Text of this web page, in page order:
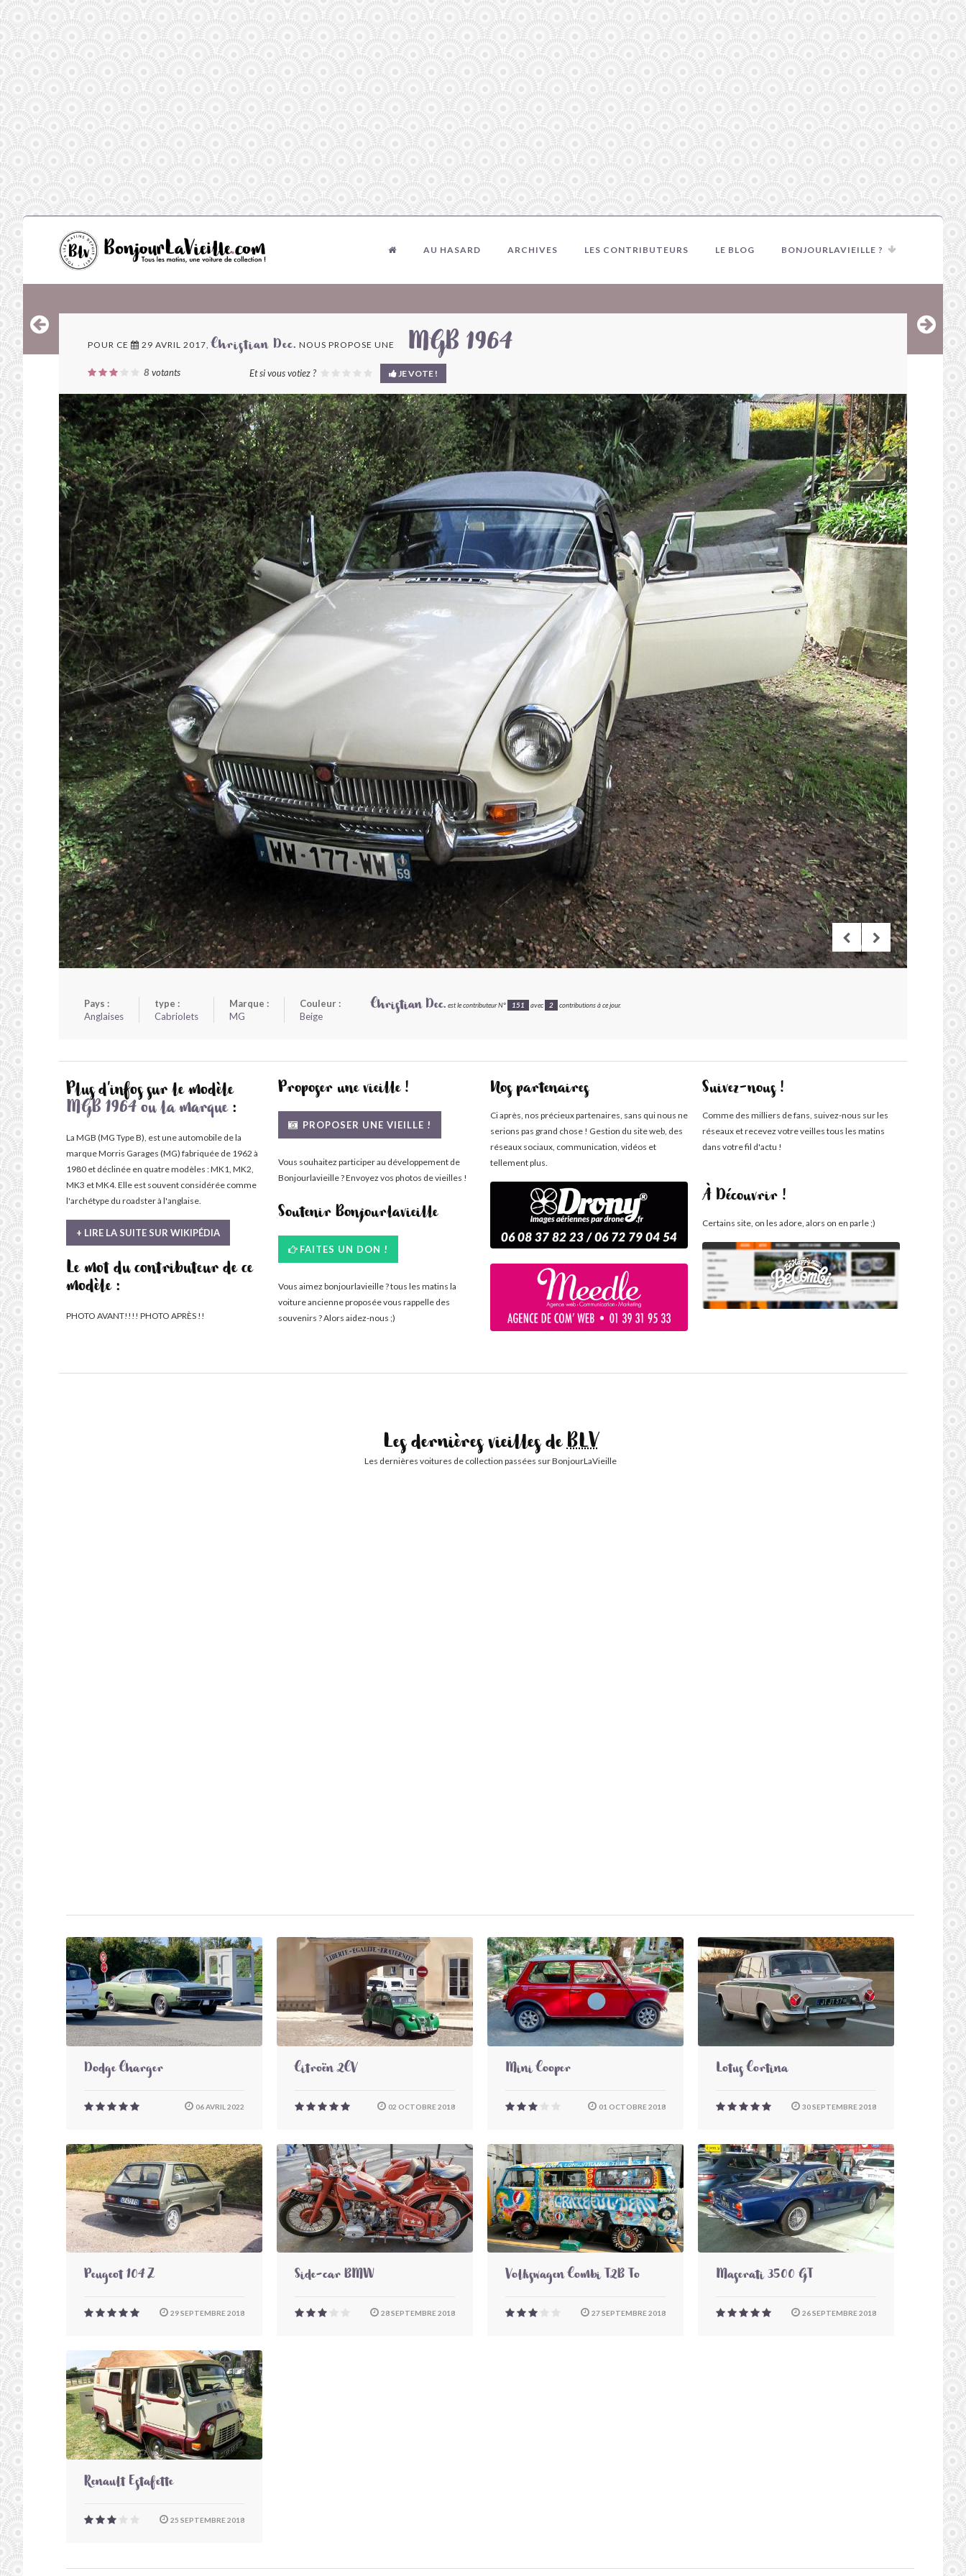
AU HASARD ARCHIVES LES CONTRIBUTEURS LE BLOG BONJOURLAVIEILLE ?
POUR CE 29 AVRIL 2017,Christian Dec. NOUS PROPOSE UNE MGB 1964
8 votants Et si vous votiez ? JE VOTE !
Pays :
Anglaises
type :
Cabriolets
Marque :
MG
Couleur :
Beige
Christian Dec. est le contributeur N° 151 avec 2 contributions à ce jour.
Plus d'infos sur le modèle
MGB 1964 ou la marque:
La MGB (MG Type B), est une automobile de la
marque Morris Garages (MG) fabriquée de 1962 à
1980 et déclinée en quatre modèles : MK1, MK2,
MK3 et MK4. Elle est souvent considérée comme
l'archétype du roadster à l'anglaise.
+ LIRE LA SUITE SUR WIKIPÉDIA
Le mot du contributeur de ce
modèle :
PHOTO AVANT!!!! PHOTO APRÈS !!
Proposer une vieille !
PROPOSER UNE VIEILLE !
Vous souhaitez participer au développement de
Bonjourlavieille ? Envoyez vos photos de vieilles !
Soutenir Bonjourlavieille
FAITES UN DON !
Vous aimez bonjourlavieille ? tous les matins la
voiture ancienne proposée vous rappelle des
souvenirs ? Alors aidez-nous ;)
Nos partenaires
Ci après, nos précieux partenaires, sans qui nous ne
serions pas grand chose ! Gestion du site web, des
réseaux sociaux, communication, vidéos et
tellement plus.
Suivez-nous !
Comme des milliers de fans, suivez-nous sur les
réseaux et recevez votre veilles tous les matins
dans votre fil d'actu !
À Découvrir !
Certains site, on les adore, alors on en parle ;)
Les dernières vieilles deBLV
Les dernières voitures de collection passées sur BonjourLaVieille
Dodge Charger
06 AVRIL 2022
Citroën 2CV
02 OCTOBRE 2018
Mini Cooper
01 OCTOBRE 2018
Lotus Cortina
30 SEPTEMBRE 2018
Peugeot 104 Z
29 SEPTEMBRE 2018
Side-car BMW
28 SEPTEMBRE 2018
Volkswagen Combi T2B To
27 SEPTEMBRE 2018
Maserati 3500 GT
26 SEPTEMBRE 2018
Renault Estafette
25 SEPTEMBRE 2018